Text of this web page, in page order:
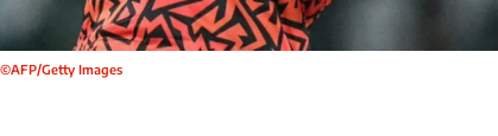
©AFP/Getty Images